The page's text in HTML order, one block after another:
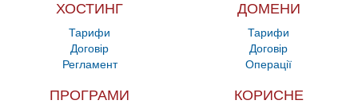
ХОСТИНГ
Тарифи
Договір
Регламент
ДОМЕНИ
Тарифи
Договір
Операції
ПРОГРАМИ КОРИСНЕ